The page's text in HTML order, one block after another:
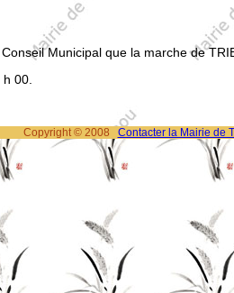
Municipal que la marche de
00.
Copyright © 2008 Contacter la Mairie de